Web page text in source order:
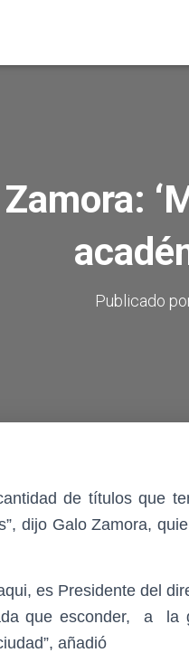
Zamora:
Publicado
de títulos que
dijo Galo Zamora,
es Presidente del
que esconder, a
añadió